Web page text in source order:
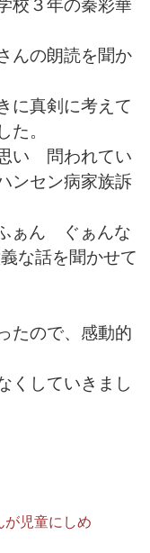
校３年の秦彩華
んの朗読を聞か
に真剣に考えて
た。
い 問われてい
ンセン病家族訴
ぁん ぐぁんな
な話を聞かせて
たので、感動的
くしていきまし
が児童にしめ